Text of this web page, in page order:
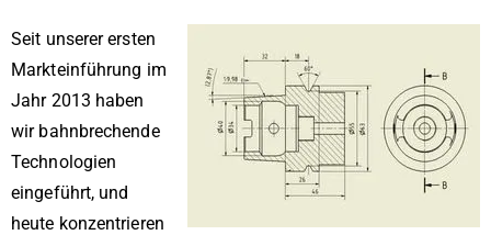
Seit unserer ersten
Markteinführung im
Jahr 2013 haben
wir bahnbrechende
Technologien
eingeführt, und
heute konzentrieren